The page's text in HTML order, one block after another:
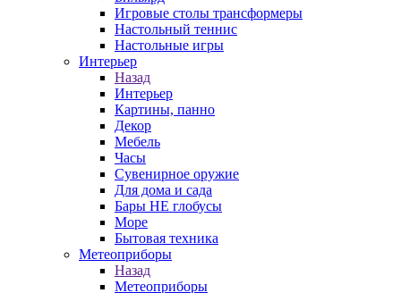
Игровые столы трансформеры
Настольный теннис
Настольные игры
Интерьер
Назад
Интерьер
Картины, панно
Декор
Мебель
Часы
Сувенирное оружие
Для дома и сада
Бары НЕ глобусы
Море
Бытовая техника
Метеоприборы
Назад
Метеоприборы